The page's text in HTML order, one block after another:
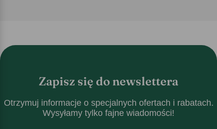
Zapisz się do newslettera
Otrzymuj informacje o specjalnych ofertach i rabatach.
Wysyłamy tylko fajne wiadomości!